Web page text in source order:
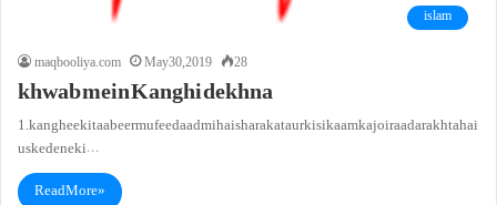
islam
maqbooliya.com
May 30, 2019 28
khwab mein Kanghi dekhna
1. kanghee ki taabeer mufeed aadmi hai sharakat aur kisi kaam ka jo iraada rakhta hai
us ke dene ki…
Read More »